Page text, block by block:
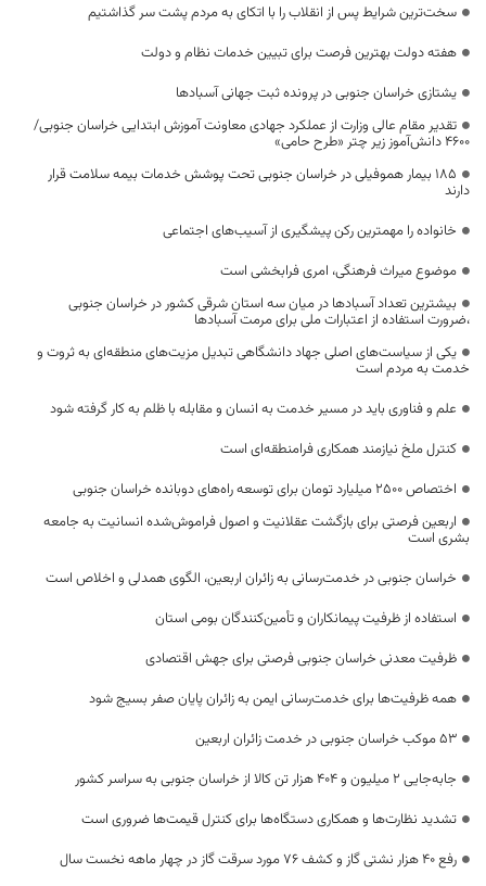
سخت‌ترین شرایط پس از انقلاب را با اتکای به مردم پشت سر گذاشتیم
هفته دولت بهترین فرصت برای تبیین خدمات نظام و دولت
یشتازی خراسان جنوبی در پرونده ثبت جهانی آسبادها
تقدیر مقام عالی وزارت از عملکرد جهادی معاونت آموزش ابتدایی خراسان جنوبی/
۴۶۰۰ دانش‌آموز زیر چتر «طرح حامی»
۱۸۵ بیمار هموفیلی در خراسان جنوبی تحت پوشش خدمات بیمه سلامت قرار
دارند
خانواده را مهمترین رکن پیشگیری از آسیب‌های اجتماعی
موضوع میراث فرهنگی، امری فرابخشی است
بیشترین تعداد آسبادها در میان سه استان شرقی کشور در خراسان جنوبی
،ضرورت استفاده از اعتبارات ملی برای مرمت آسبادها
یکی از سیاست‌های اصلی جهاد دانشگاهی تبدیل مزیت‌های منطقه‌ای به ثروت و
خدمت به مردم است
علم و فناوری باید در مسیر خدمت به انسان و مقابله با ظلم به کار گرفته شود
کنترل ملخ نیازمند همکاری فرامنطقه‌ای است
اختصاص 2500 میلیارد تومان برای توسعه راه‌های دوبانده خراسان جنوبی
اربعین فرصتی برای بازگشت عقلانیت و اصول فراموش‌شده انسانیت به جامعه
بشری است
خراسان جنوبی در خدمت‌رسانی به زائران اربعین، الگوی همدلی و اخلاص است
استفاده از ظرفیت پیمانکاران و تأمین‌کنندگان بومی استان
ظرفیت معدنی خراسان جنوبی فرصتی برای جهش اقتصادی
همه ظرفیت‌ها برای خدمت‌رسانی ایمن به زائران پایان صفر بسیج شود
53 موکب خراسان جنوبی در خدمت زائران اربعین
جابه‌جایی 2 میلیون و 404 هزار تن کالا از خراسان جنوبی به سراسر کشور
تشدید نظارت‌ها و همکاری دستگاه‌ها برای کنترل قیمت‌ها ضروری است
رفع 40 هزار نشتی گاز و کشف 76 مورد سرقت گاز در چهار ماهه نخست سال